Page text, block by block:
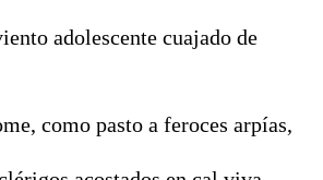
adolescente cuajado de
como pasto a feroces arpías,